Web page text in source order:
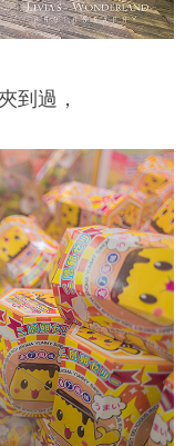
到過，